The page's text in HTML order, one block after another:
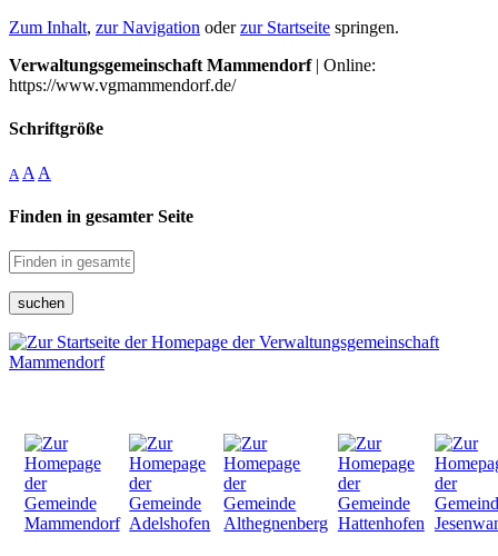
Zum Inhalt, zur Navigation oderzur Startseite springen.
Verwaltungsgemeinschaft Mammendorf| Online:
https://www.vgmammendorf.de/
Schriftgröße
A A A
Finden in gesamter Seite
suchen